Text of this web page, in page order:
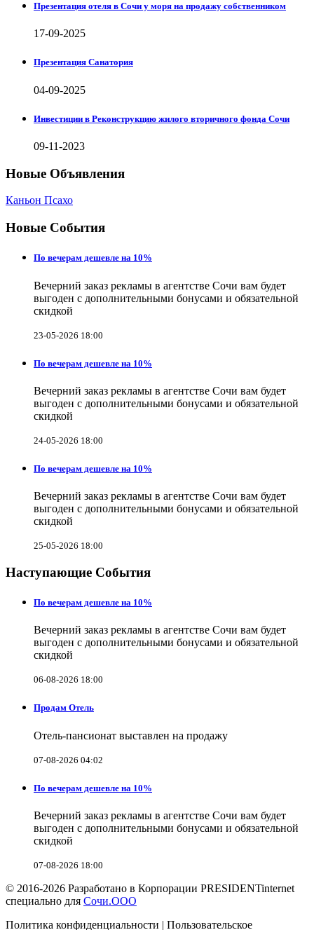
Презентация отеля в Сочи у моря на продажу собственником
17-09-2025
Презентация Санатория
04-09-2025
Инвестиции в Реконструкцию жилого вторичного фонда Сочи
09-11-2023
Новые Объявления
Каньон Псахо
Новые События
По вечерам дешевле на 10%
Вечерний заказ рекламы в агентстве Сочи вам будет
выгоден с дополнительными бонусами и обязательной
скидкой
23-05-2026 18:00
По вечерам дешевле на 10%
Вечерний заказ рекламы в агентстве Сочи вам будет
выгоден с дополнительными бонусами и обязательной
скидкой
24-05-2026 18:00
По вечерам дешевле на 10%
Вечерний заказ рекламы в агентстве Сочи вам будет
выгоден с дополнительными бонусами и обязательной
скидкой
25-05-2026 18:00
Наступающие События
По вечерам дешевле на 10%
Вечерний заказ рекламы в агентстве Сочи вам будет
выгоден с дополнительными бонусами и обязательной
скидкой
06-08-2026 18:00
Продам Отель
Отель-пансионат выставлен на продажу
07-08-2026 04:02
По вечерам дешевле на 10%
Вечерний заказ рекламы в агентстве Сочи вам будет
выгоден с дополнительными бонусами и обязательной
скидкой
07-08-2026 18:00
© 2016-2026 Разработано в Корпорации PRESIDENTinternet
специально для Сочи.ООО
Политика конфиденциальности | Пользовательское